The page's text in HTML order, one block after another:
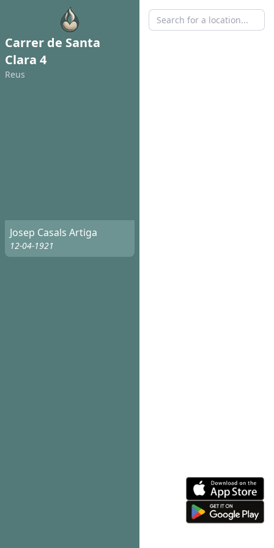
Carrer de Santa
Clara 4
Reus
Josep Casals Artiga
12-04-1921